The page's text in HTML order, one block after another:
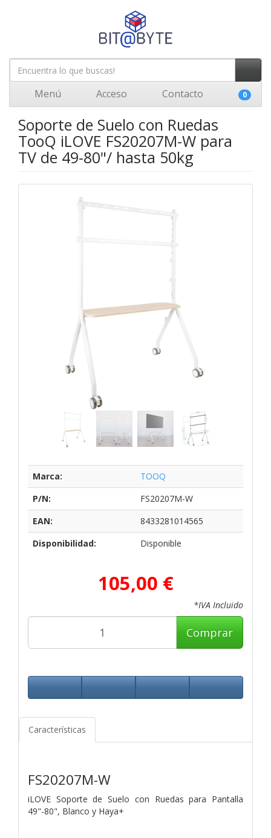
Menú Acceso Contacto 0
Soporte de Suelo con Ruedas
TooQ iLOVE FS20207M-W para
TV de 49-80"/ hasta 50kg
Marca:
TOOQ
P/N:
FS20207M-W
EAN:
8433281014565
Disponibilidad:
Disponible
105,00 €
*IVA Incluido
Comprar
Características
FS20207M-W
iLOVE Soporte de Suelo con Ruedas para Pantalla
49"-80", Blanco y Haya+